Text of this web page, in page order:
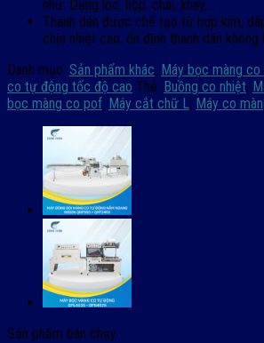
như: Dạng lóc, hộp, chai, khay,…
Thanh dán được chế tạo từ hợp kim,
chịu nhiệt cao, ổn định thanh dán
Danh mục: Sản phẩm khác, Máy bọc màng co
co tự động tốc độ cao Thẻ: Buồng co nhiệt,
bọc màng co pof, Máy cắt chữ L, Máy co
Sản phẩm bán chạy